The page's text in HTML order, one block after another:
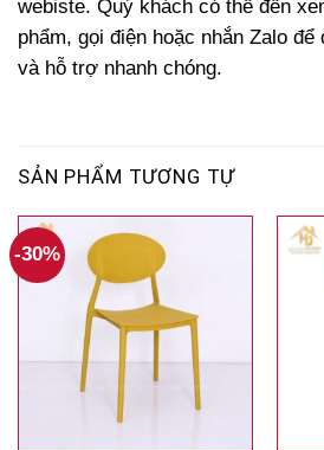
webiste. Quý khách có thể đến
phẩm, gọi điện hoặc nhắn Zalo
và hỗ trợ nhanh chóng.
SẢN PHẨM TƯƠNG TỰ
-30%